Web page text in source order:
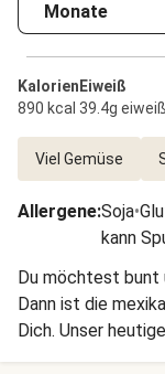
Monate
Kalorien
890 kcal
Eiweiß
39.4g eiweiß
Viel Gemüse
Allergene:Soja•
kann
Du möchtest bunt
Dann ist die
Dich. Unser
Dich zu